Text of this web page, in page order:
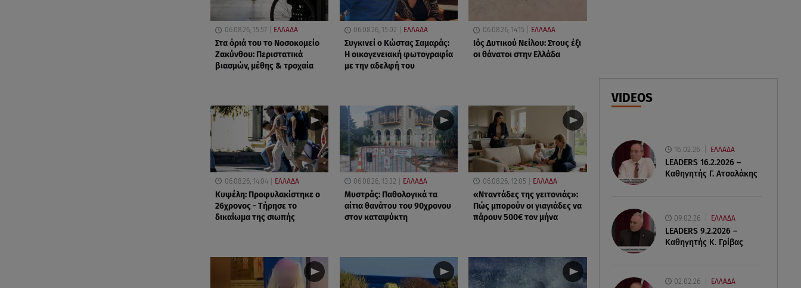
26χρονος - Τήρησε το δικαίωμα
της σιωπής
VIDEOS
16.02.26 ΕΛΛΑΔΑ
LEADERS 16.2.2026 –
Καθηγητής Γ. Ατσαλάκης
09.02.26 ΕΛΛΑΔΑ
LEADERS 9.2.2026 –
Καθηγητής Κ. Γρίβας
02.02.26 ΕΛΛΑΔΑ
06.08.26, 15:57 ΕΛΛΑΔΑ
Στα όριά του το Νοσοκομείο
Ζακύνθου: Περιστατικά
βιασμών, μέθης & τροχαία
06.08.26, 15:02 ΕΛΛΑΔΑ
Συγκινεί ο Κώστας Σαμαράς:
Η οικογενειακή φωτογραφία
με την αδελφή του
06.08.26, 14:15 ΕΛΛΑΔΑ
Ιός Δυτικού Νείλου: Στους έξι
οι θάνατοι στην Ελλάδα
06.08.26, 14:04 ΕΛΛΑΔΑ
Κυψέλη: Προφυλακίστηκε ο
26χρονος - Τήρησε το
δικαίωμα της σιωπής
06.08.26, 13:32 ΕΛΛΑΔΑ
Μυστράς: Παθολογικά τα
αίτια θανάτου του 90χρονου
στον καταψύκτη
06.08.26, 12:05 ΕΛΛΑΔΑ
«Νταντάδες της γειτονιάς»:
Πώς μπορούν οι γιαγιάδες να
πάρουν 500€ τον μήνα